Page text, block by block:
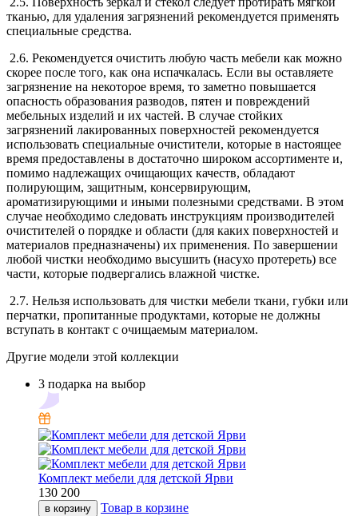
тканью, для удаления загрязнений рекомендуется применять
специальные средства.
2.6. Рекомендуется очистить любую часть мебели как можно
скорее после того, как она испачкалась. Если вы оставляете
загрязнение на некоторое время, то заметно повышается
опасность образования разводов, пятен и повреждений
мебельных изделий и их частей. В случае стойких
загрязнений лакированных поверхностей рекомендуется
использовать специальные очистители, которые в настоящее
время предоставлены в достаточно широком ассортименте и,
помимо надлежащих очищающих качеств, обладают
полирующим, защитным, консервирующим,
ароматизирующими и иными полезными средствами. В этом
случае необходимо следовать инструкциям производителей
очистителей о порядке и области (для каких поверхностей и
материалов предназначены) их применения. По завершении
любой чистки необходимо высушить (насухо протереть) все
части, которые подвергались влажной чистке.
2.7. Нельзя использовать для чистки мебели ткани, губки или
перчатки, пропитанные продуктами, которые не должны
вступать в контакт с очищаемым материалом.
Другие модели этой коллекции
3 подарка на выбор
Комплект мебели для детской Ярви
130 200
в корзину Товар в корзине